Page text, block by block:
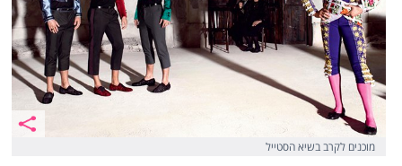
מוכנים לקרב בשיא הסטייל